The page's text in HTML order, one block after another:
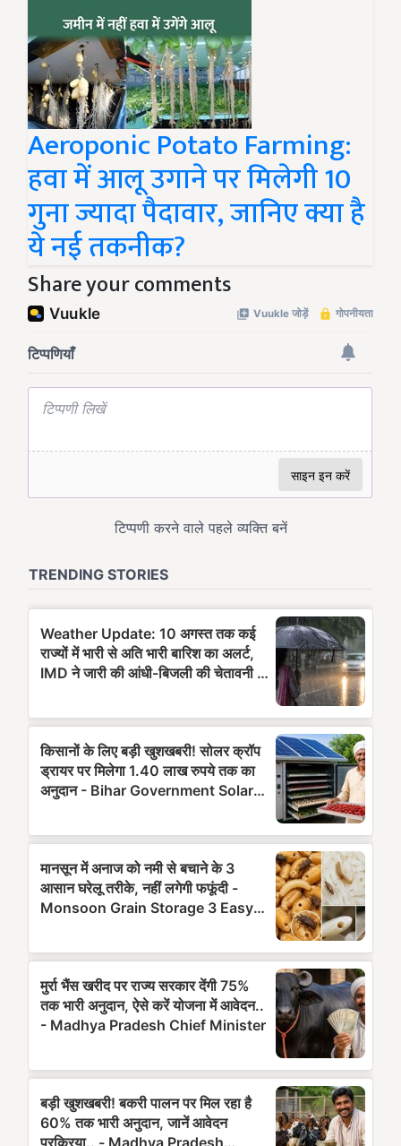
Aeroponic Potato Farming:
हवा में आलू उगाने पर मिलेगी 10
गुना ज्यादा पैदावार, जानिए क्या है
ये नई तकनीक?
Share your comments